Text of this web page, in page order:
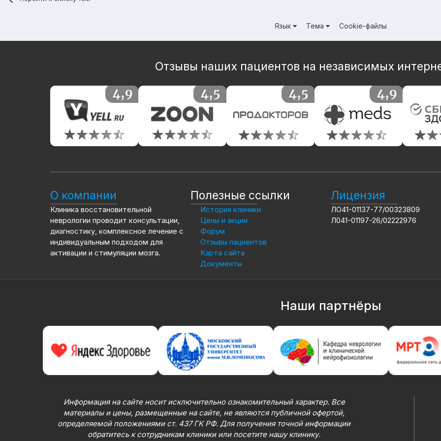
Язык Тема Cookie-файлы
Отзывы наших пациентов на независимых
О компании
Клиника восстановительной
неврологии проводит консультации,
диагностику, комплексное лечение с
индивидуальным подходом для
активации и стимуляции мозга.
Полезные ссылки
История клиники
Цены и акции
Форум
Отзывы пациентов
Карта сайта
Документы
Лицензия
ЛО41-01137-77/00323809
Л041-01197-26/02222976
Наши партнёры
Информация на сайте носит исключительно ознакомительный характер. Все
материалы и цены, размещенные на сайте, не являются публичной офертой,
определяемой положениями ст. 437 ГК РФ. Для получения точной информации
обратитесь к сотрудникам клиники или посетите нашу клинику.